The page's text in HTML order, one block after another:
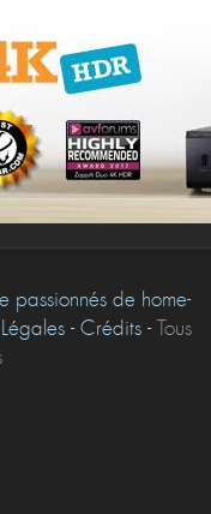
passionnés de home-
- Crédits -Tous